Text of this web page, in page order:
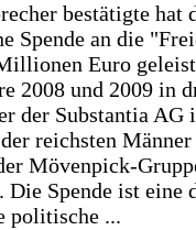
bestätigte hat
Spende an die
Euro
2008 und 2009 in
der Substantia AG
reichsten Männer
Mövenpick-
Spende ist eine
politische ...